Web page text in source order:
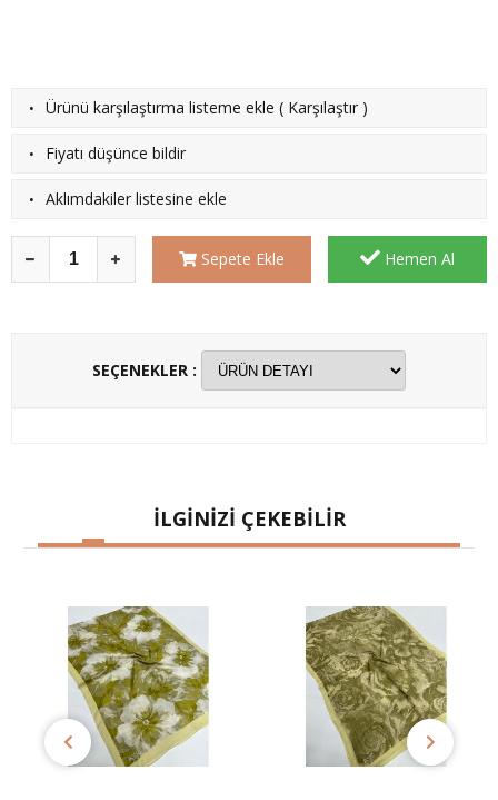
· Ürünü karşılaştırma listeme ekle ( Karşılaştır )
· Fiyatı düşünce bildir
· Aklımdakiler listesine ekle
Sepete Ekle Hemen Al
SEÇENEKLER :
İLGİNİZİ ÇEKEBİLİR